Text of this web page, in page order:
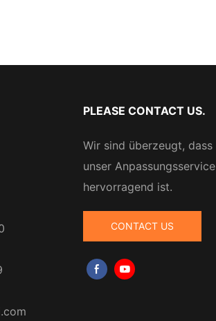
PLEASE CONTACT US.
Wir sind überzeugt, dass
unser Anpassungsservice
hervorragend ist.
CONTACT US